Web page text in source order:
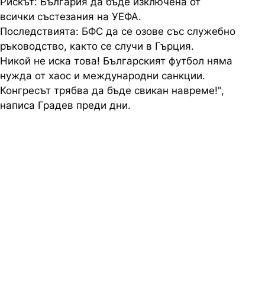
всички състезания на УЕФА.
Последствията: БФС да се озове със служебно
ръководство, както се случи в Гърция.
Никой не иска това! Българският футбол няма
нужда от хаос и международни санкции.
Конгресът трябва да бъде свикан навреме!",
написа Градев преди дни.